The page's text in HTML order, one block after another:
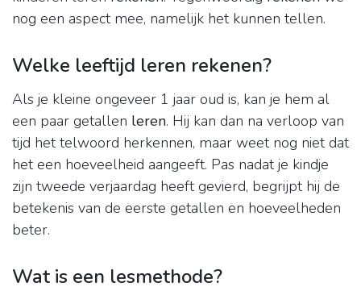
nog een aspect mee, namelijk het kunnen tellen.
Welke leeftijd leren rekenen?
Als je kleine ongeveer 1 jaar oud is, kan je hem al
een paar getallen leren. Hij kan dan na verloop van
tijd het telwoord herkennen, maar weet nog niet dat
het een hoeveelheid aangeeft. Pas nadat je kindje
zijn tweede verjaardag heeft gevierd, begrijpt hij de
betekenis van de eerste getallen en hoeveelheden
beter.
Wat is een lesmethode?